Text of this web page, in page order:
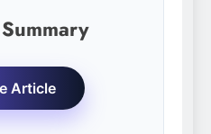
Article